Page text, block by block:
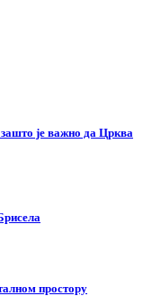
је важно да Црква
простору